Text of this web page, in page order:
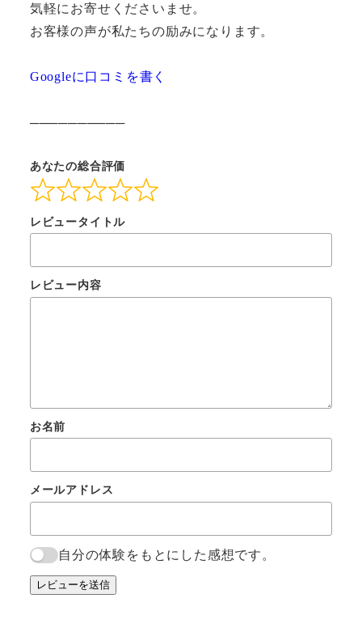
気軽にお寄せくださいませ。
お客様の声が私たちの励みになります。
Googleに口コミを書く
──────────
あなたの総合評価
レビュータイトル
レビュー内容
お名前
メールアドレス
自分の体験をもとにした感想です。
レビューを送信